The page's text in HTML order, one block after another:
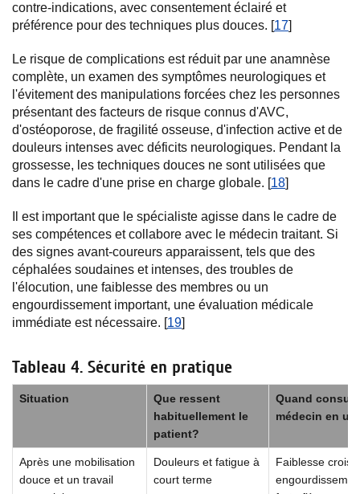
contre-indications, avec consentement éclairé et
préférence pour des techniques plus douces. [17]
Le risque de complications est réduit par une anamnèse
complète, un examen des symptômes neurologiques et
l'évitement des manipulations forcées chez les personnes
présentant des facteurs de risque connus d'AVC,
d'ostéoporose, de fragilité osseuse, d'infection active et de
douleurs intenses avec déficits neurologiques. Pendant la
grossesse, les techniques douces ne sont utilisées que
dans le cadre d'une prise en charge globale. [18]
Il est important que le spécialiste agisse dans le cadre de
ses compétences et collabore avec le médecin traitant. Si
des signes avant-coureurs apparaissent, tels que des
céphalées soudaines et intenses, des troubles de
l'élocution, une faiblesse des membres ou un
engourdissement important, une évaluation médicale
immédiate est nécessaire. [19]
Tableau 4. Sécurité en pratique
Situation
Que ressent
habituellement le
patient?
Quand
médecin en
Après une mobilisation
douce et un travail
Douleurs et fatigue à
court terme
Faiblesse